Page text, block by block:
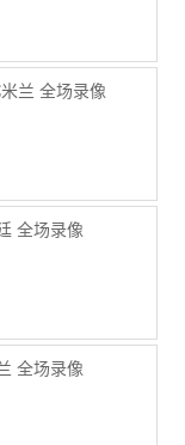
兰 全场录像
全场录像
全场录像